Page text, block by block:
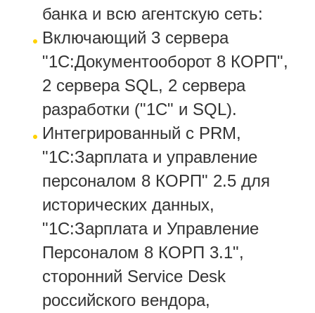
банка и всю агентскую сеть:
Включающий 3 сервера
"1С:Документооборот 8 КОРП",
2 сервера SQL, 2 сервера
разработки ("1С" и SQL).
Интегрированный с PRM,
"1С:Зарплата и управление
персоналом 8 КОРП" 2.5 для
исторических данных,
"1С:Зарплата и Управление
Персоналом 8 КОРП 3.1",
сторонний Service Desk
российского вендора,